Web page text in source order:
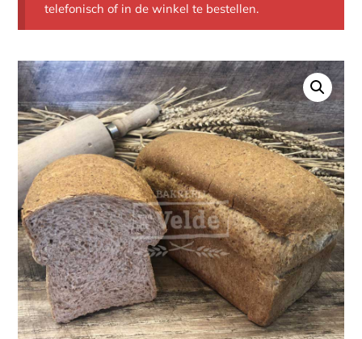
telefonisch of in de winkel te bestellen.